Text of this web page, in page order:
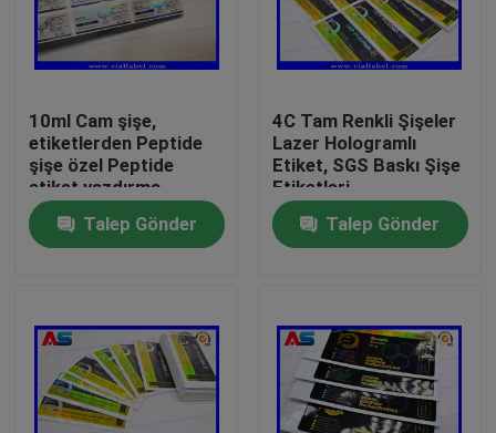
Ürünler
Hakkımızda
10ml Cam şişe,
etiketlerden Peptide
şişe özel Peptide
etiket yazdırma
Talep Gönder
4C Tam Renkli Şişeler
Lazer Hologramlı
Etiket, SGS Baskı Şişe
Etiketleri
Talep Gönder